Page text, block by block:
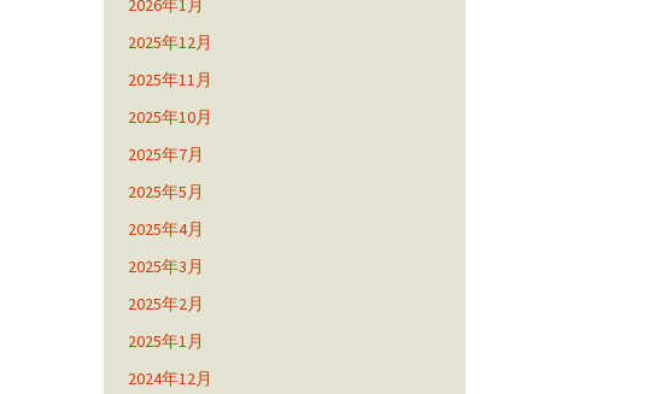
2026年1月
2025年12月
2025年11月
2025年10月
2025年7月
2025年5月
2025年4月
2025年3月
2025年2月
2025年1月
2024年12月